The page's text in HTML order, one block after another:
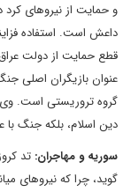
و حمایت از نیروهای کرد
داعش است. استفاده
قطع حمایت از دولت
عنوان بازیگران اصلی
گروه تروریستی است. وی
دین اسلام، بلکه جنگ با
سوریه و مهاجران: تد
گوید، چرا که نیروهای